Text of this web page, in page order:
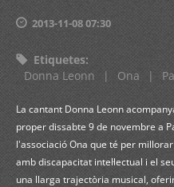
2013-11-08 07:30
Etiquetes:
Donna Leonn
| Ona |
La cantant Donna Leonn
proper dissabte 9 de novembre a
l'associació Ona que té per
amb discapacitat intel·lectual i el
una llarga trajectòria musical,